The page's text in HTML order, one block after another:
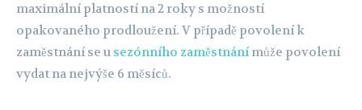
maximální platností na 2 roky s možností
opakovaného prodloužení. V případě povolení k
zaměstnání se u sezónního zaměstnání může povolení
vydat na nejvýše 6 měsíců.